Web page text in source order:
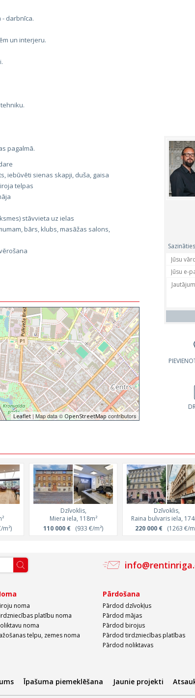
darbnīca.
un interjeru.
pagalmā.
iebūvēti sienas skapji, duša, gaisa
telpas
stāvvieta uz ielas
bārs, klubs, masāžas salons,
Leaflet| Map data ©OpenStreetMap contributors
Dzīvoklis,
Miera iela, 118m²
110 000 € (933 €/m²)
Dzīvoklis,
Raina bulvaris iela,
220 000 €(1263 €/
noma
platību noma
noma
telpu, zemes noma
Pārdošana
Pārdod dzīvokļus
Pārdod mājas
Pārdod birojus
Pārdod tirdzniecības platības
Pārdod noliktavas
Īpašuma piemeklēšana Jaunie projekti